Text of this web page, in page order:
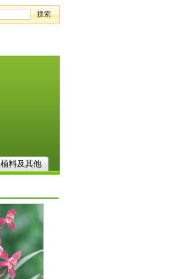
植料及其他